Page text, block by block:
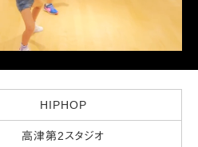
HIPHOP
高津第2スタジオ